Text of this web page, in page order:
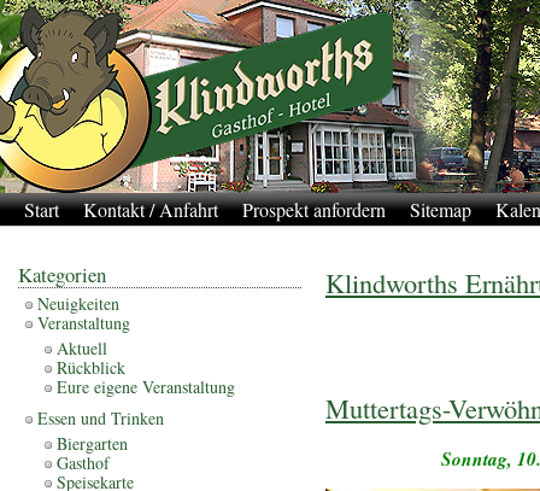
Start Kontakt / Anfahrt Prospekt anfordern Sitemap
Klindworths
Muttertags-
Sonntag,
Kategorien
Neuigkeiten
Veranstaltung
Aktuell
Rückblick
Eure eigene Veranstaltung
Essen und Trinken
Biergarten
Gasthof
Speisekarte